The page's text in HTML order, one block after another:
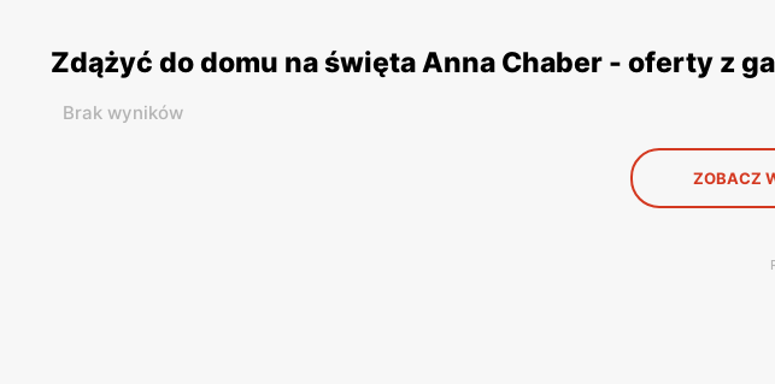
Zdążyć do domu na święta Anna Chaber - oferty z
Brak wyników
ZOBACZ